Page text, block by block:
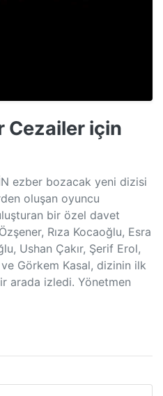
Cezailer için
ezber bozacak yeni dizisi
oluşan oyuncu
bir özel davet
Rıza Kocaoğlu, Esra
Ushan Çakır, Şerif Erol,
Görkem Kasal, dizinin ilk
arada izledi. Yönetmen